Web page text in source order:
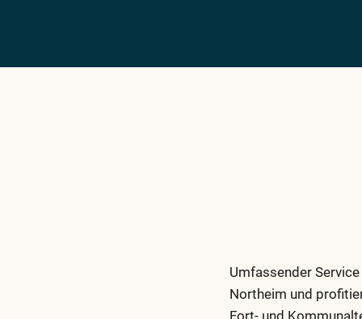
Umfassender
Northeim und
Fort- und